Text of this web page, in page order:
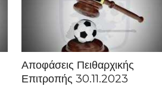
Αποφάσεις Πειθαρχικής
Επιτροπής 30.11.2023